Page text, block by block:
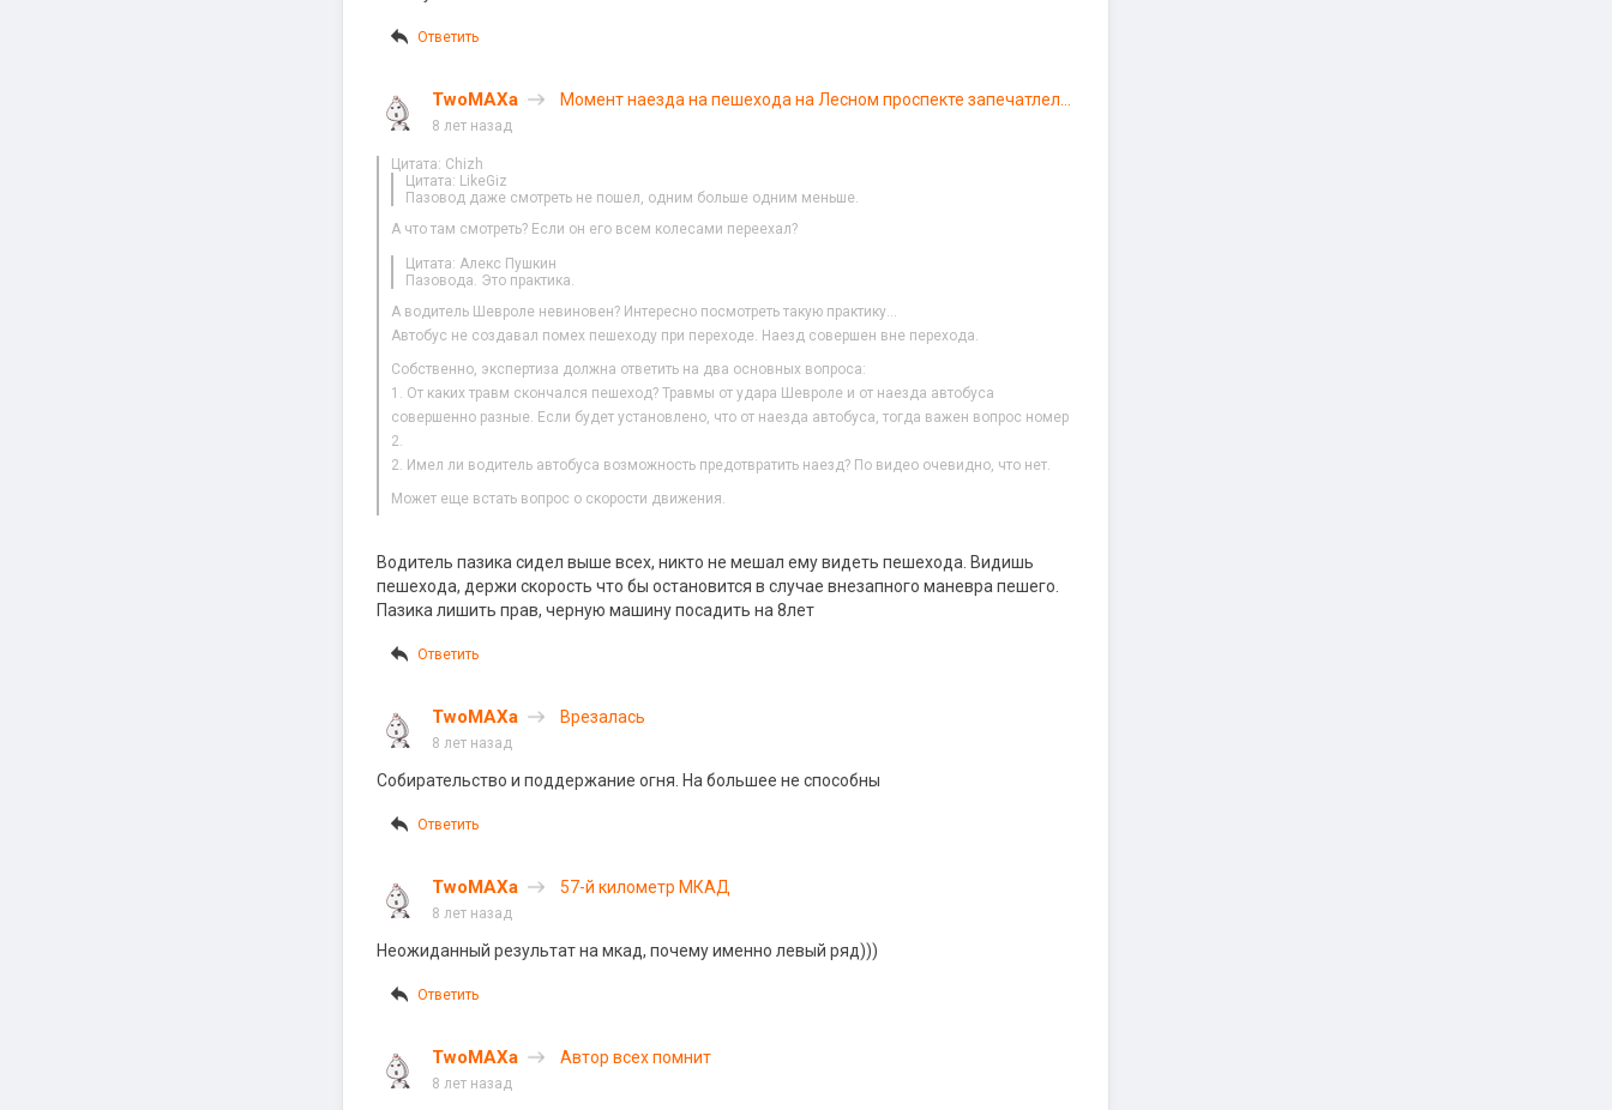
Ответить
TwoMAXa
Момент наезда на пешехода на Лесном проспекте запечатлел
8 лет назад
Цитата: Chizh
Цитата: LikeGiz
Пазовод даже смотреть не пошел, одним больше одним меньше.
А что там смотреть? Если он его всем колесами переехал?
Цитата: Алекс Пушкин
Пазовода. Это практика.
А водитель Шевроле невиновен? Интересно посмотреть такую практику…
Автобус не создавал помех пешеходу при переходе. Наезд совершен вне перехода.
Собственно, экспертиза должна ответить на два основных вопроса:
1. От каких травм скончался пешеход? Травмы от удара Шевроле и от наезда автобуса
совершенно разные. Если будет установлено, что от наезда автобуса, тогда важен вопрос номер
2.
2. Имел ли водитель автобуса возможность предотвратить наезд? По видео очевидно, что нет.
Может еще встать вопрос о скорости движения.
Водитель пазика сидел выше всех, никто не мешал ему видеть пешехода. Видишь
пешехода, держи скорость что бы остановится в случае внезапного маневра пешего.
Пазика лишить прав, черную машину посадить на 8лет
Ответить
TwoMAXa Врезалась
8 лет назад
Собирательство и поддержание огня. На большее не способны
Ответить
TwoMAXa 57-й километр МКАД
8 лет назад
Неожиданный результат на мкад, почему именно левый ряд)))
Ответить
TwoMAXa Автор всех помнит
8 лет назад